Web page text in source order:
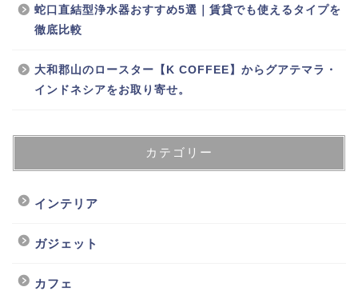
蛇口直結型浄水器おすすめ5選｜賃貸でも使えるタイプを
徹底比較
大和郡山のロースター【K COFFEE】からグアテマラ・
インドネシアをお取り寄せ。
カテゴリー
インテリア
ガジェット
カフェ